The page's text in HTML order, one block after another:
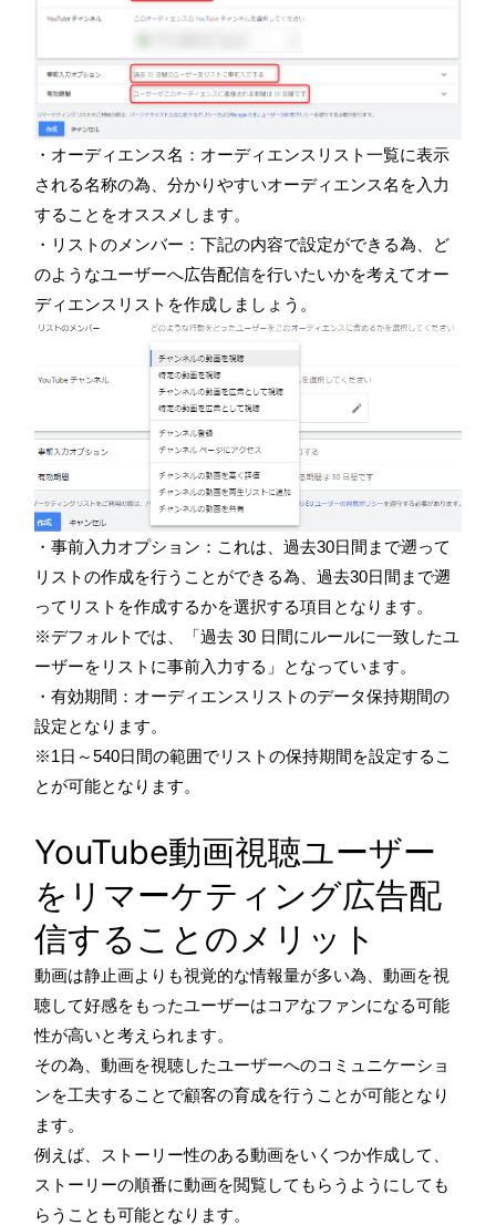
・オーディエンス名：オーディエンスリスト一覧に表示
される名称の為、分かりやすいオーディエンス名を入力
することをオススメします。
・リストのメンバー：下記の内容で設定ができる為、ど
のようなユーザーへ広告配信を行いたいかを考えてオー
ディエンスリストを作成しましょう。
・事前入力オプション：これは、過去30日間まで遡って
リストの作成を行うことができる為、過去30日間まで遡
ってリストを作成するかを選択する項目となります。
※デフォルトでは、「過去 30 日間にルールに一致したユ
ーザーをリストに事前入力する」となっています。
・有効期間：オーディエンスリストのデータ保持期間の
設定となります。
※1日～540日間の範囲でリストの保持期間を設定するこ
とが可能となります。
YouTube動画視聴ユーザー
をリマーケティング広告配
信することのメリット
動画は静止画よりも視覚的な情報量が多い為、動画を視
聴して好感をもったユーザーはコアなファンになる可能
性が高いと考えられます。
その為、動画を視聴したユーザーへのコミュニケーショ
ンを工夫することで顧客の育成を行うことが可能となり
ます。
例えば、ストーリー性のある動画をいくつか作成して、
ストーリーの順番に動画を閲覧してもらうようにしても
らうことも可能となります。